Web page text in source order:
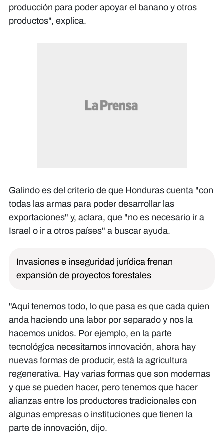
producción para poder apoyar el banano y otros
productos", explica.
Galindo es del criterio de que Honduras cuenta "con
todas las armas para poder desarrollar las
exportaciones" y, aclara, que "no es necesario ir a
Israel o ir a otros países" a buscar ayuda.
Invasiones e inseguridad jurídica frenan
expansión de proyectos forestales
"Aquí tenemos todo, lo que pasa es que cada quien
anda haciendo una labor por separado y nos la
hacemos unidos. Por ejemplo, en la parte
tecnológica necesitamos innovación, ahora hay
nuevas formas de producir, está la agricultura
regenerativa. Hay varias formas que son modernas
y que se pueden hacer, pero tenemos que hacer
alianzas entre los productores tradicionales con
algunas empresas o instituciones que tienen la
parte de innovación, dijo.